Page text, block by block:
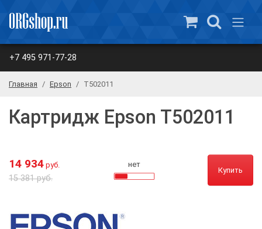
+7 495 971-77-28
Главная Epson T502011
Картридж Epson T502011
14 934 руб.
15 381 руб.
нет
Купить